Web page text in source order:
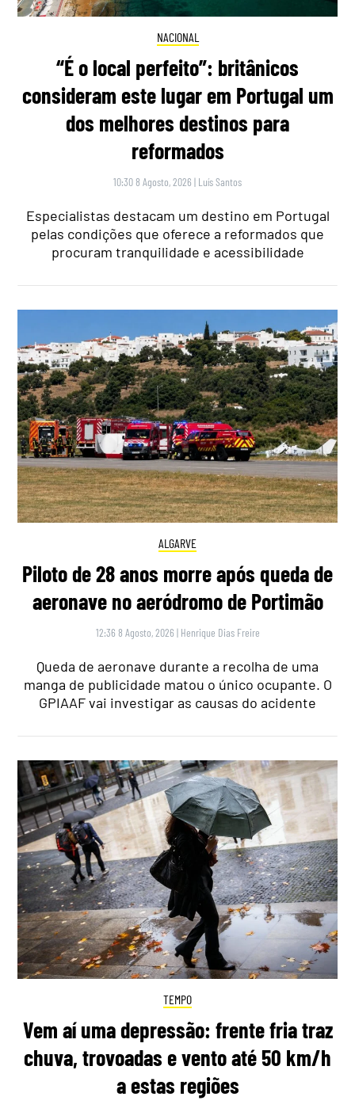
NACIONAL
“É o local perfeito”: britânicos
consideram este lugar em Portugal um
dos melhores destinos para
reformados
10:30 8 Agosto, 2026 | Luís Santos
Especialistas destacam um destino em Portugal
pelas condições que oferece a reformados que
procuram tranquilidade e acessibilidade
ALGARVE
Piloto de 28 anos morre após queda de
aeronave no aeródromo de Portimão
12:36 8 Agosto, 2026 | Henrique Dias Freire
Queda de aeronave durante a recolha de uma
manga de publicidade matou o único ocupante. O
GPIAAF vai investigar as causas do acidente
TEMPO
Vem aí uma depressão: frente fria traz
chuva, trovoadas e vento até 50 km/h
a estas regiões